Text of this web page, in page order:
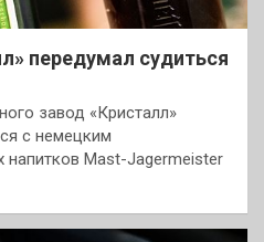
передумал судиться
завод «Кристалл»
с немецким
напитков Mast-Jagermeister